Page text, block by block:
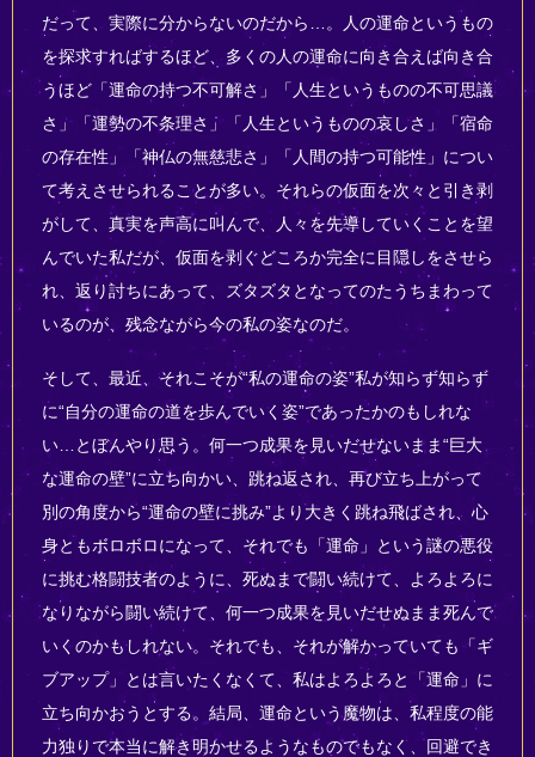
だって、実際に分からないのだから…。人の運命というもの
を探求すればするほど、多くの人の運命に向き合えば向き合
うほど「運命の持つ不可解さ」「人生というものの不可思議
さ」「運勢の不条理さ」「人生というものの哀しさ」「宿命
の存在性」「神仏の無慈悲さ」「人間の持つ可能性」につい
て考えさせられることが多い。それらの仮面を次々と引き剥
がして、真実を声高に叫んで、人々を先導していくことを望
んでいた私だが、仮面を剥ぐどころか完全に目隠しをさせら
れ、返り討ちにあって、ズタズタとなってのたうちまわって
いるのが、残念ながら今の私の姿なのだ。
そして、最近、それこそが“私の運命の姿”私が知らず知らず
に“自分の運命の道を歩んでいく姿”であったかのもしれな
い…とぼんやり思う。何一つ成果を見いだせないまま“巨大
な運命の壁”に立ち向かい、跳ね返され、再び立ち上がって
別の角度から“運命の壁に挑み”より大きく跳ね飛ばされ、心
身ともボロボロになって、それでも「運命」という謎の悪役
に挑む格闘技者のように、死ぬまで闘い続けて、よろよろに
なりながら闘い続けて、何一つ成果を見いだせぬまま死んで
いくのかもしれない。それでも、それが解かっていても「ギ
ブアップ」とは言いたくなくて、私はよろよろと「運命」に
立ち向かおうとする。結局、運命という魔物は、私程度の能
力独りで本当に解き明かせるようなものでもなく、回避でき